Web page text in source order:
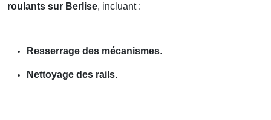
roulants sur Berlise, incluant :
Resserrage des mécanismes.
Nettoyage des rails.